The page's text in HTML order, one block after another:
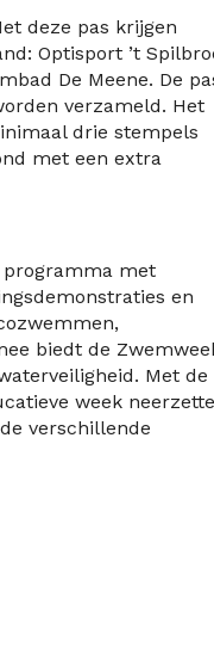
deze pas krijgen
Optisport ’t
De Meene. De
verzameld. Het
drie stempels
met een extra
programma met
en
biedt de
Met de
week
verschillende